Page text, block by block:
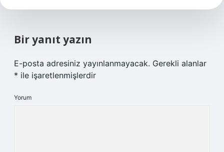
Bir yanıt yazın
E-posta adresiniz yayınlanmayacak. Gerekli alanlar
* ile işaretlenmişlerdir
Yorum